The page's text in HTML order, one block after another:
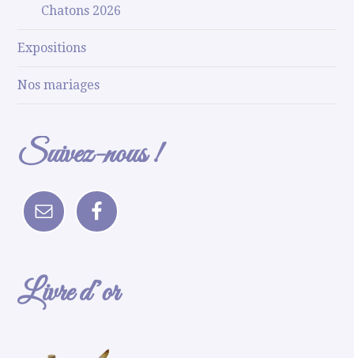
Chatons 2026
Expositions
Nos mariages
Suivez-nous !
Livre d’or